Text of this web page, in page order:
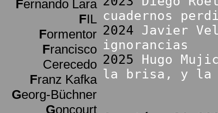
Fernando Lara
FIL
Formentor
Francisco
Cerecedo
Franz Kafka
Georg-Büchner
Goncourt
cuadernos
2024 Javier
ignorancias
2025 Hugo
la brisa, y la